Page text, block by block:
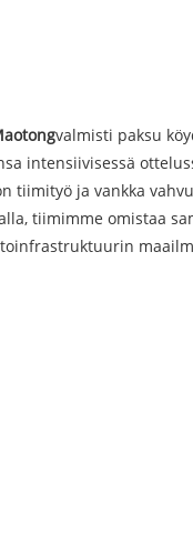
valmisti paksu
intensiivisessä
tiimityö ja vankka
tiimimme omistaa